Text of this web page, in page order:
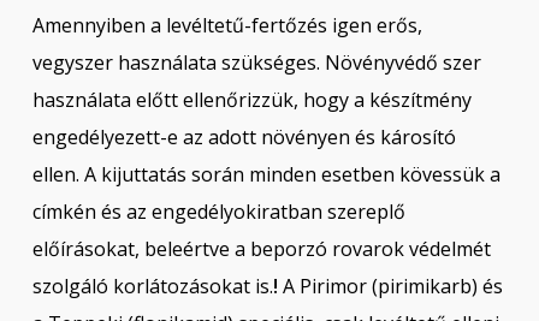
Amennyiben a levéltetű-fertőzés igen erős,
vegyszer használata szükséges. Növényvédő szer
használata előtt ellenőrizzük, hogy a készítmény
engedélyezett-e az adott növényen és károsító
ellen. A kijuttatás során minden esetben kövessük a
címkén és az engedélyokiratban szereplő
előírásokat, beleértve a beporzó rovarok védelmét
szolgáló korlátozásokat is.! A Pirimor (pirimikarb) és